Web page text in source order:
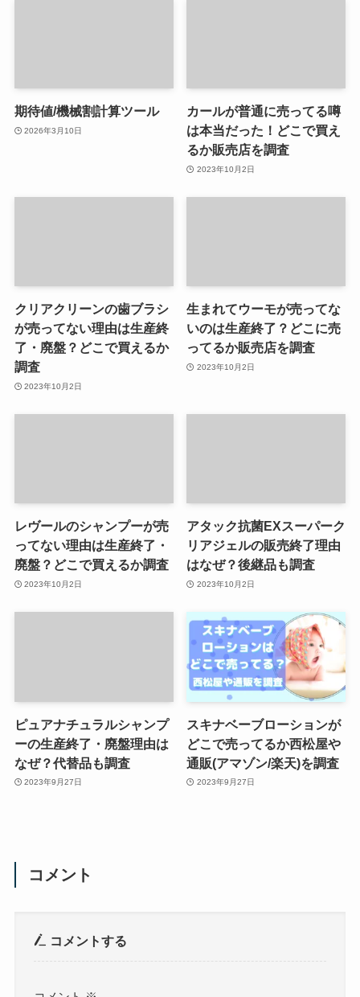
期待値/機械割計算ツール
2026年3月10日
カールが普通に売ってる噂
は本当だった！どこで買え
るか販売店を調査
2023年10月2日
クリアクリーンの歯ブラシ
が売ってない理由は生産終
了・廃盤？どこで買えるか
調査
2023年10月2日
生まれてウーモが売ってな
いのは生産終了？どこに売
ってるか販売店を調査
2023年10月2日
レヴールのシャンプーが売
ってない理由は生産終了・
廃盤？どこで買えるか調査
2023年10月2日
アタック抗菌EXスーパーク
リアジェルの販売終了理由
はなぜ？後継品も調査
2023年10月2日
ピュアナチュラルシャンプ
ーの生産終了・廃盤理由は
なぜ？代替品も調査
2023年9月27日
スキナベーブローションが
どこで売ってるか西松屋や
通販(アマゾン/楽天)を調査
2023年9月27日
コメント
コメントする